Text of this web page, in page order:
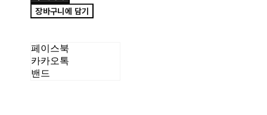
장바구니에 담기
페이스북
카카오톡
밴드